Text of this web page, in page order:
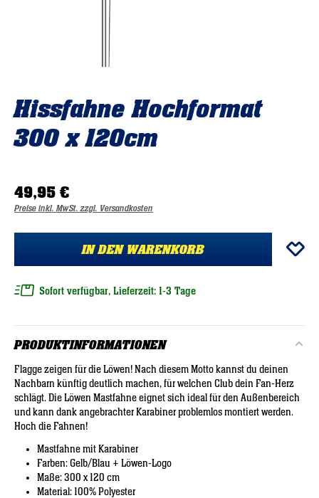
Hissfahne Hochformat
300 x 120cm
49,95 €
Preise inkl. MwSt. zzgl. Versandkosten
IN DEN WARENKORB
Sofort verfügbar, Lieferzeit: 1-3 Tage
PRODUKTINFORMATIONEN
Flagge zeigen für die Löwen! Nach diesem Motto kannst du deinen
Nachbarn künftig deutlich machen, für welchen Club dein Fan-Herz
schlägt. Die Löwen Mastfahne eignet sich ideal für den Außenbereich
und kann dank angebrachter Karabiner problemlos montiert werden.
Hoch die Fahnen!
Mastfahne mit Karabiner
Farben: Gelb/Blau + Löwen-Logo
Maße: 300 x 120 cm
Material: 100% Polyester